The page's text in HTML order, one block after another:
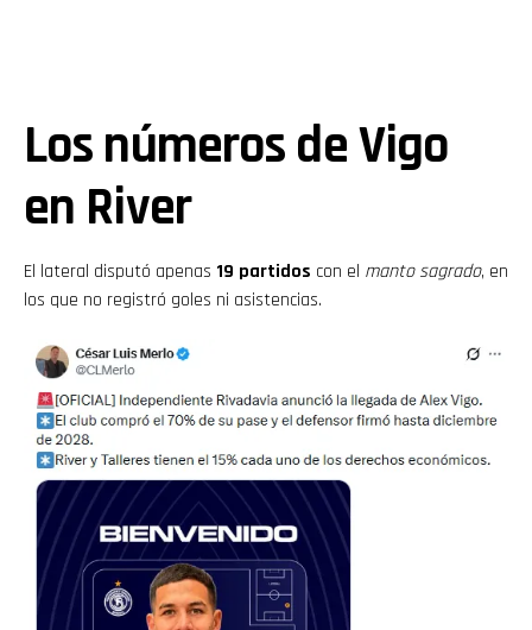
Los números de Vigo
en River
El lateral disputó apenas 19 partidos con el manto sagrado, en
los que no registró goles ni asistencias.